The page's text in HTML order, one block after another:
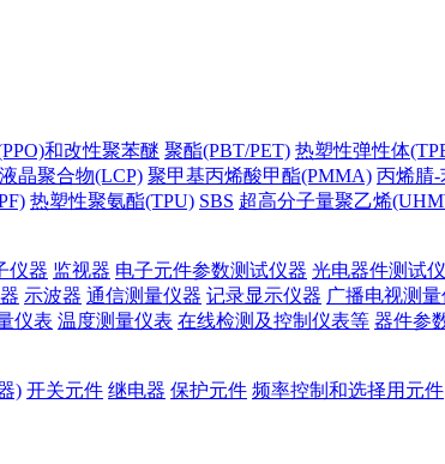
和改性聚苯醚 聚酯(PBT/PET) 热塑性弹性体
液晶聚合物(LCP) 聚甲基丙烯酸甲酯(PMMA) 丙烯腈-
热塑性聚氨酯(TPU) SBS 超高分子量聚乙烯
仪器 监视器 电子元件参数测试仪器 光电器件测试
示波器 通信测量仪器 记录显示仪器 广播电视测量
仪表 温度测量仪表 在线检测及控制仪表等 器件参
) 开关元件 继电器 保护元件 频率控制和选择用元件